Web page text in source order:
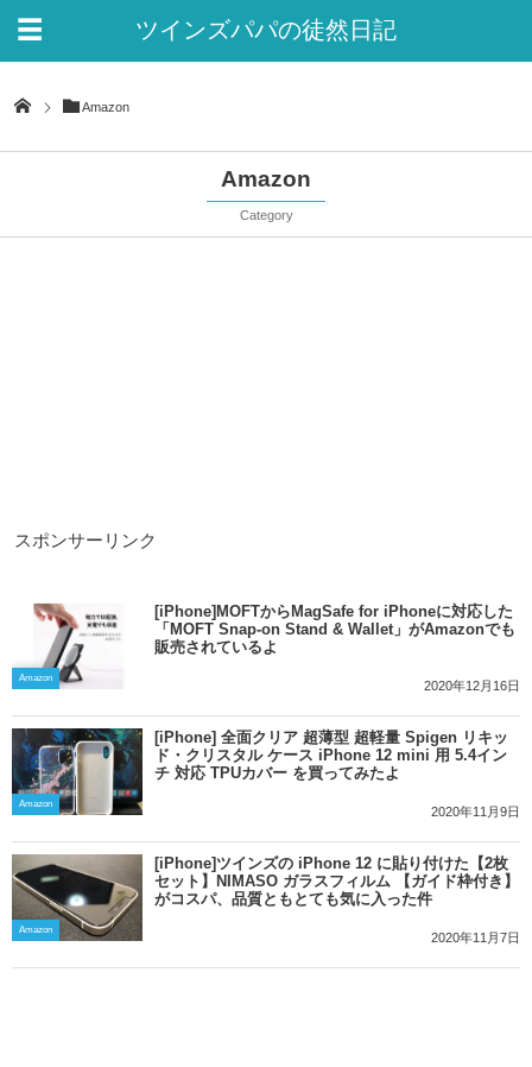
ツインズパパの徒然日記
Amazon
Amazon
Category
スポンサーリンク
Amazon
[iPhone]MOFTからMagSafe for iPhoneに対応した
「MOFT Snap-on Stand & Wallet」がAmazonでも
販売されているよ
2020年12月16日
Amazon
[iPhone] 全面クリア 超薄型 超軽量 Spigen リキッ
ド・クリスタル ケース iPhone 12 mini 用 5.4イン
チ 対応 TPUカバー を買ってみたよ
2020年11月9日
Amazon
[iPhone]ツインズの iPhone 12 に貼り付けた【2枚
セット】NIMASO ガラスフィルム 【ガイド枠付き】
がコスパ、品質ともとても気に入った件
2020年11月7日